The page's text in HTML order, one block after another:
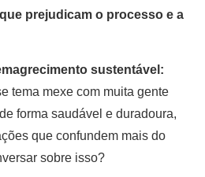
prejudicam o processo e a
sustentável:
tema mexe com muita gente
forma saudável e duradoura,
que confundem mais do
sobre isso?